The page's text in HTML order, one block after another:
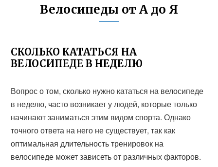
Велосипеды от А до Я
СКОЛЬКО КАТАТЬСЯ НА
ВЕЛОСИПЕДЕ В НЕДЕЛЮ
Вопрос о том, сколько нужно кататься на велосипеде
в неделю, часто возникает у людей, которые только
начинают заниматься этим видом спорта. Однако
точного ответа на него не существует, так как
оптимальная длительность тренировок на
велосипеде может зависеть от различных факторов.